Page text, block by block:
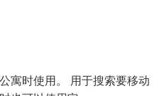
寓时使用。 用于搜索要移动